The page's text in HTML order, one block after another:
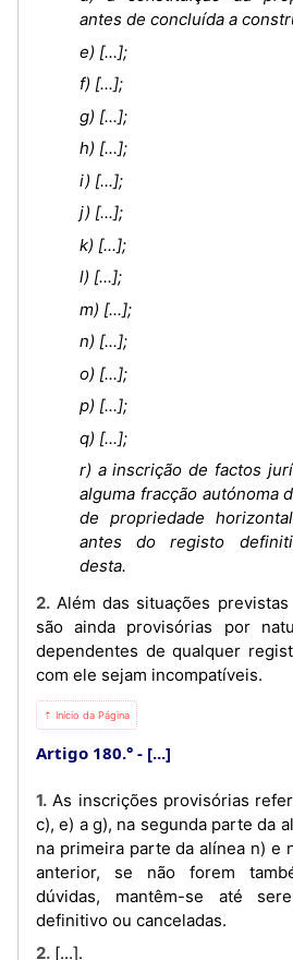
antes de concluída a
e) [...];
f) [...];
g) [...];
h) [...];
i) [...];
j) [...];
k) [...];
l) [...];
m) [...];
n) [...];
o) [...];
p) [...];
q) [...];
r) a inscrição de factos
alguma fracção autónoma
de propriedade
antes do registo
desta.
2. Além das situações previstas no número anterior,
são ainda provisórias por
dependentes de qualquer
com ele sejam incompatíveis.
⇡ Início da Página
Artigo 180.° [...]
1. As inscrições provisórias referidas nas alíneas a) a
c), e) a g), na segunda parte da
na primeira parte da alínea n) e
anterior, se não forem
dúvidas, mantêm-se até
definitivo ou canceladas.
2. [...].